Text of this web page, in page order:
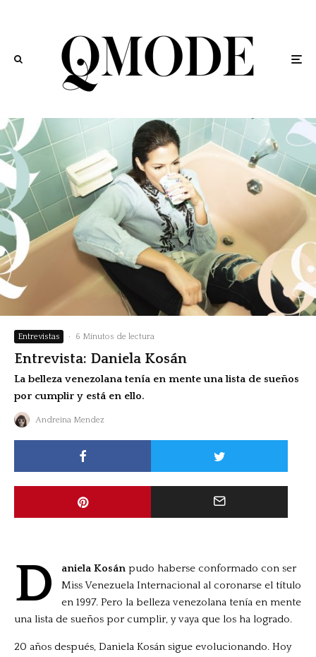
Entrevistas · 6 Minutos de lectura
Entrevista: Daniela Kosán
La belleza venezolana tenía en mente una lista de sueños
por cumplir y está en ello.
Andreina Mendez
D aniela Kosán pudo haberse conformado con ser
Miss Venezuela Internacional al coronarse el título
en 1997. Pero la belleza venezolana tenía en mente
una lista de sueños por cumplir, y vaya que los ha logrado.
20 años después, Daniela Kosán sigue evolucionando. Hoy